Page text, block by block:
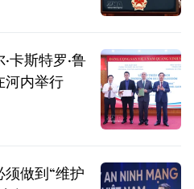
卡斯特罗·鲁
河内举行
做到“维护